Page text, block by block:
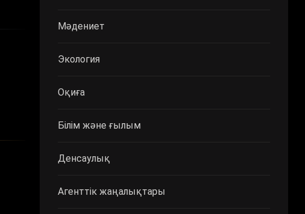
Мәдениет
Экология
Оқиға
Білім және ғылым
Денсаулық
Агенттік жаңалықтары